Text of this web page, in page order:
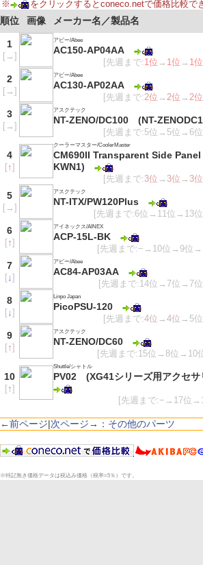
※ をクリックするとconeco.netで価格比較で
順位 画像 メーカー名／製品名
1
[→ ]
アビー/Abee
AC150-AP04AA
[先週まで:1位 → 1位 → 1位
2
[→ ]
アビー/Abee
AC130-AP02AA
[先週まで:2位 →2位 →2位
3
[→ ]
アスクテック
NT-ZENO/DC100 (NT-
[先週まで:5位→5位→6
4
[↑]
クーラーマスター/CoolerMaster
CM690II Transparent Side
KWN1)
[先週まで:3位 → 3位 → 3位
5
[→ ]
アスクテック
NT-ITX/PW120Plus
[先週まで:6位→11位→13
6
[↑]
アイネックス/AINEX
ACP-15L-BK
[先週まで:−→10位→9位
7
[↓]
アビー/Abee
AC84-AP03AA
[先週まで:14位→7位→7
8
[↓]
Linpo Japan
PicoPSU-120
[先週まで:4位 →4位 →5
9
[↑]
アスクテック
NT-ZENO/DC60
[先週まで:15位→8位→10
10
[↑]
Shuttle/シャトル
PV02 (XG41シリーズ用アクセサ
[先週まで:−→17位
←前ページ|次ページ→：その他のパーツ
※特記無き価格データは税込み価格（税率=5％）です。